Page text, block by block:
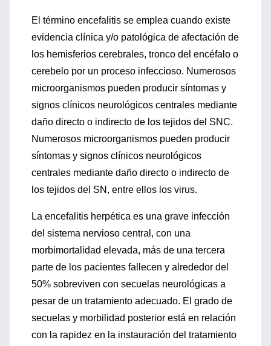
El término encefalitis se emplea cuando existe
evidencia clínica y/o patológica de afectación de
los hemisferios cerebrales, tronco del encéfalo o
cerebelo por un proceso infeccioso. Numerosos
microorganismos pueden producir síntomas y
signos clínicos neurológicos centrales mediante
daño directo o indirecto de los tejidos del SNC.
Numerosos microorganismos pueden producir
síntomas y signos clínicos neurológicos
centrales mediante daño directo o indirecto de
los tejidos del SN, entre ellos los virus.
La encefalitis herpética es una grave infección
del sistema nervioso central, con una
morbimortalidad elevada, más de una tercera
parte de los pacientes fallecen y alrededor del
50% sobreviven con secuelas neurológicas a
pesar de un tratamiento adecuado. El grado de
secuelas y morbilidad posterior está en relación
con la rapidez en la instauración del tratamiento